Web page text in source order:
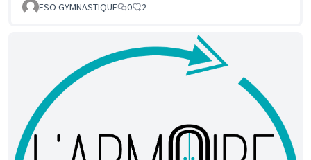
ESO GYMNASTIQUE
0 2